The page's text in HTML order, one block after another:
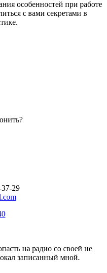
особенностей при работе
с вами секретами в
29
на радио со своей не
записанный мной.